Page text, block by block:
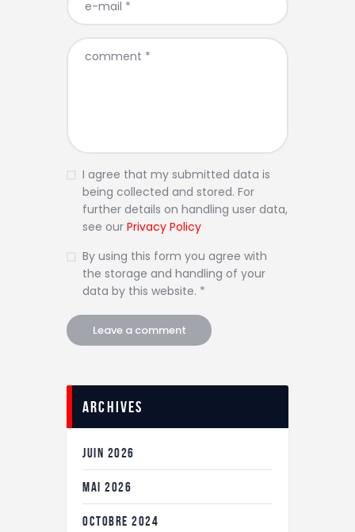
I agree that my submitted data is
being collected and stored. For
further details on handling user data,
see our Privacy Policy
By using this form you agree with
the storage and handling of your
data by this website. *
Archives
JUIN 2026
MAI 2026
OCTOBRE 2024